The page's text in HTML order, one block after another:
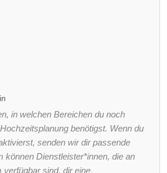
in welchen Bereichen du noch
benötigst. Wenn du
senden wir dir passende
können Dienstleister*innen, die an
sind, dir eine